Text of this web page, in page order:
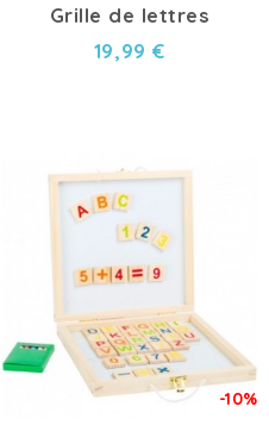
Grille de lettres
19,99 €
-10%